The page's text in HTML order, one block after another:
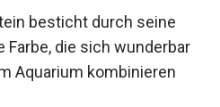
besticht durch seine
die sich wunderbar
Aquarium kombinieren